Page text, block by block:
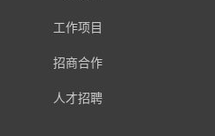
工作项目
招商合作
人才招聘